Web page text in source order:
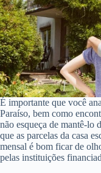
É importante que você
Paraíso, bem como
não esqueça de mantê-lo
que as parcelas da casa
mensal é bom ficar de
pelas instituições